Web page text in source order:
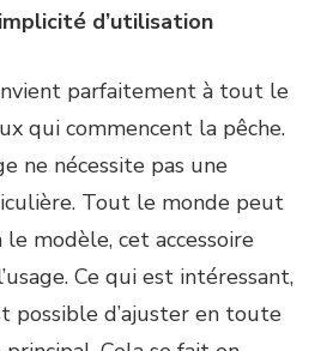
d’utilisation
parfaitement à tout le
qui commencent la pêche.
ne nécessite pas une
Tout le monde peut
modèle, cet accessoire
Ce qui est intéressant,
possible d’ajuster en toute